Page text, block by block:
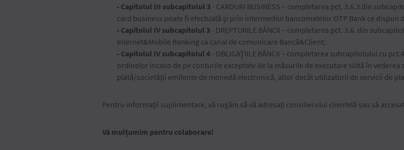
- Capitolul III subcapitolul 3 - CARDURI BUSINESS – completarea pct. 3.6.3 din
card business poate fi efectuată și prin intermediul bancomatelor OTP Bank ce dispun
- Capitolul IV subcapitolul 3 - DREPTURILE BĂNCII – completarea pct. 3.6. din
Internet&Mobile Banking ca canal de comunicare Bancă&Client;
- Capitolul IV subcapitolul 4 - OBLIGAŢIILE BĂNCII – completarea subcapitolului cu
ordinelor incaso de pe conturile exceptate de la măsurile de executare silită în
plată/societății emitente de monedă electronică, altor decât utilizatorii de servicii de
Pentru informații suplimentare, vă rugăm să vă adresați consilierului clientelă sau să
Vă mulțumim pentru colaborare!